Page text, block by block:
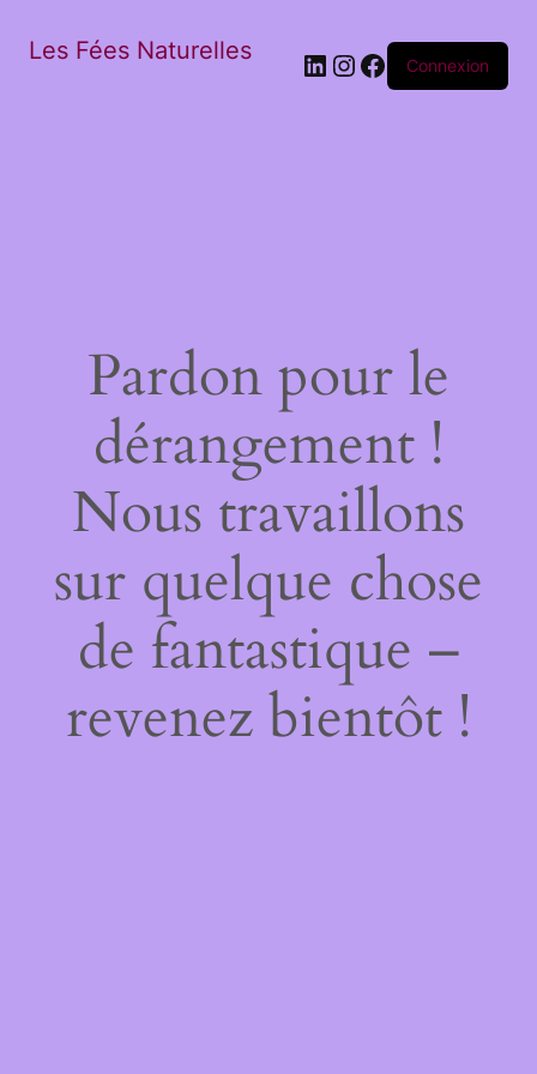
Les Fées Naturelles LinkedIn
Instagram
Facebook
Connexion
Pardon pour le
dérangement !
Nous travaillons
sur quelque chose
de fantastique –
revenez bientôt !